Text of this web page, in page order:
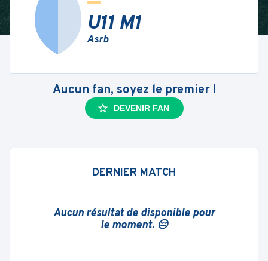
U11 M1
Asrb
Aucun fan, soyez le premier !
DEVENIR FAN
DERNIER MATCH
Aucun résultat de disponible pour
le moment. 😔